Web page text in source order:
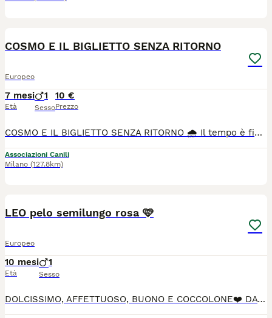
COSMO E IL BIGLIETTO SENZA RITORNO
Europeo
7 mesi
Età
1
Sesso
10 €
Prezzo
COSMO E IL BIGLIETTO SENZA RITORNO 🌧️ Il tempo è finito… ma #Cosmo non lo sa. Lui continua a giocare, a rincorrere le ombre sul muro come in un cartone animato, con i suoi occhioni pieni di sogni😔 Per Cosmo, il suo papà è tutto il suo mondo. È la sua casa, il suo rifugio, la sua avventura preferita. Ma presto… quel mondo cambierà per sempre. 🌍✈️ Il suo papà deve partire, molto lontano, fino in Corea e Cosmo non potrà seguirlo. È come quando nei cartoni il piccolo eroe resta indietro… e non capisce perché. 😞 Cosmo è ancora un gattino giovane, ama correre, giocare, fare le fusa e stare vicino a chi ama. 🐱💛 Dolce e affettuoso, sogna solo una cosa: una famiglia che non lo lasci mai più. Forse una casa dove c’è già un altro micino, così da non sentirsi mai solo e continuare a vivere le sue piccole avventure ogni giorno.✨ Cosmo verrà affidato sterilizzato. Adesso la sua storia sembra un po’ triste… ma tu puoi trasformarla in un finale felice, come nei cartoons più belli💫 『••✎••』 ☎️𝗖𝗢𝗡𝗧𝗔𝗧𝗧𝗜 𝗪𝗛𝗔𝗧𝗦𝗔𝗣𝗣 𝗥𝗼𝗯 > 𝟯𝟵𝟮 𝟰𝟭𝟮𝟵𝟳𝟵𝟬 𝗟𝗼𝗿𝘆 > 𝟯𝟳𝟬 𝟯𝟬𝟬𝟰𝟬𝟭𝟬 🅒🅞🅝🅓🅘🅥🅘🅓🅘🅐🅜🅞 ☎️𝗖𝗢𝗡𝗧𝗔𝗧𝗧𝗜 𝗪𝗛𝗔𝗧𝗦𝗔𝗣𝗣 𝗟𝗼𝗿𝘆 > 𝟯𝟳𝟬 𝟯𝟬𝟬𝟰𝟬𝟭𝟬 👉 Scrivici specificando: Nome del micio, città, piano della casa e se è già in sicurezza (reti/protezioni) 📍Si affida a Milano, #Monza, #Lodi, #Bergamo, #Como, #Pavia,
Associazioni Canili
Milano (127.8km)
LEO pelo semilungo rosa 🩷
Europeo
10 mesi
Età
1
Sesso
DOLCISSIMO, AFFETTUOSO, BUONO E COCCOLONE❤️ DA DUE MESI E' CHIUSO IN UNA STANZA IN ATTESA DI UN'ADOZIONE CHE...PURTROPPO ANCORA NON ARRIVA😿 PER ADOZIONE INVIARE MESSAGGIO DI PRESENTAZIONE AL 370 - 3004010 (no telefonate). RICHIESTA CASA SENZA GIARDINO CON ZANZARIERE ALLE FINESTRE E BALCONI CON PROTEZIONI ANTICADUTA.